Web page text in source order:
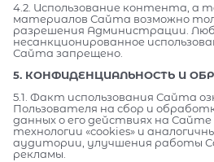
4.2. Использование контента, а
материалов Сайта возможно
разрешения Администрации.
несанкционированное
Сайта запрещено.
5. КОНФИДЕНЦИАЛЬНОСТЬ И
5.1. Факт использования Сайта
Пользователя на сбор и
данных о его действиях на Сайте
технологии «cookies» и
аудитории, улучшения работы
рекламы.